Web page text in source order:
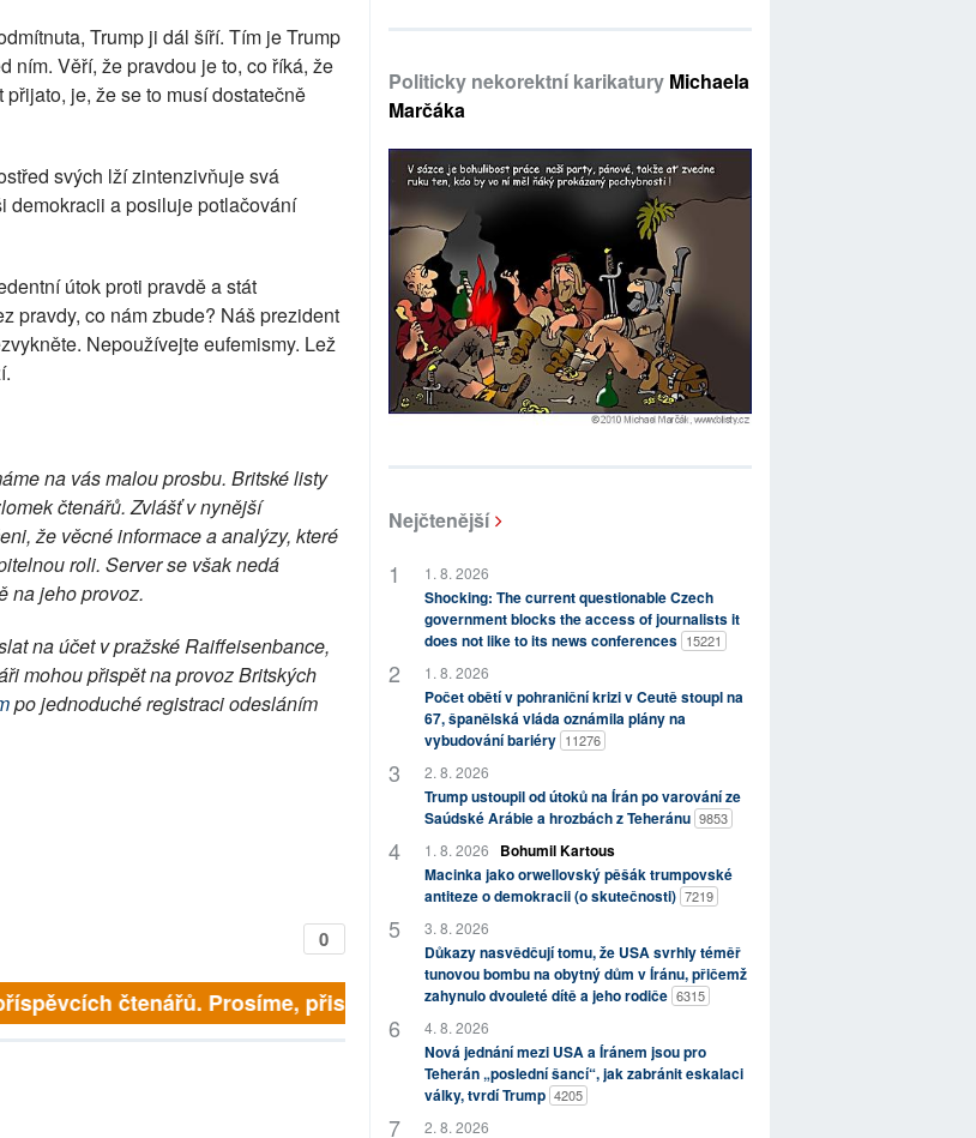
Trump ji dál šíří. Tím je Trump
ním. Věří, že pravdou je to, co říká, že
je, že se to musí dostatečně
svých lží zintenzivňuje svá
demokracii a posiluje potlačování
útok proti pravdě a stát
pravdy, co nám zbude? Náš prezident
Nepoužívejte eufemismy. Lež
na vás malou prosbu. Britské listy
čtenářů. Zvlášť v nynější
že věcné informace a analýzy, které
roli. Server se však nedá
na jeho provoz.
na účet v pražské Raiffeisenbance,
mohou přispět na provoz Britských
po jednoduché registraci odesláním
0
čtenářů. Prosíme, přispějte. ➥
Politicky nekorektní karikatury Michaela
Marčáka
Nejčtenější
1. 8. 2026
Shocking: The current questionable Czech
government blocks the access of journalists it
does not like to its news conferences 15221
1. 8. 2026
Počet obětí v pohraniční krizi v Ceutě stoupl na
67, španělská vláda oznámila plány na
vybudování bariéry 11276
2. 8. 2026
Trump ustoupil od útoků na Írán po varování ze
Saúdské Arábie a hrozbách z Teheránu 9853
1. 8. 2026
Bohumil Kartous
Macinka jako orwellovský pěšák trumpovské
antiteze o demokracii (o skutečnosti) 7219
3. 8. 2026
Důkazy nasvědčují tomu, že USA svrhly téměř
tunovou bombu na obytný dům v Íránu, přičemž
zahynulo dvouleté dítě a jeho rodiče 6315
4. 8. 2026
Nová jednání mezi USA a Íránem jsou pro
Teherán „poslední šancí“, jak zabránit eskalaci
války, tvrdí Trump 4205
2. 8. 2026